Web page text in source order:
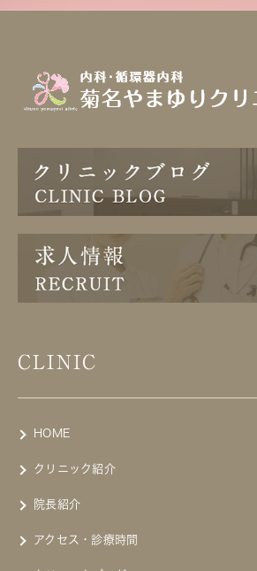
CLINIC
HOME
クリニック紹介
院長紹介
アクセス・診療時間